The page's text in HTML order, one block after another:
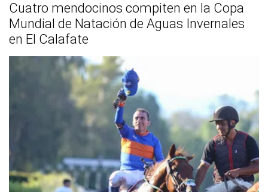
Cuatro mendocinos compiten en la Copa
Mundial de Natación de Aguas Invernales
en El Calafate